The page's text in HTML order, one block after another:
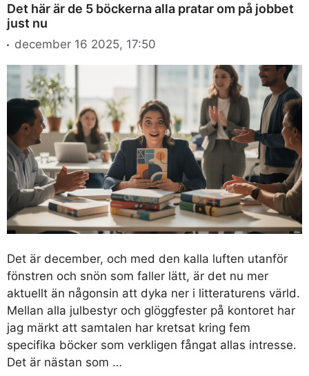
Det här är de 5 böckerna alla pratar om på jobbet
just nu
december 16 2025, 17:50
Det är december, och med den kalla luften utanför
fönstren och snön som faller lätt, är det nu mer
aktuellt än någonsin att dyka ner i litteraturens värld.
Mellan alla julbestyr och glöggfester på kontoret har
jag märkt att samtalen har kretsat kring fem
specifika böcker som verkligen fångat allas intresse.
Det är nästan som …